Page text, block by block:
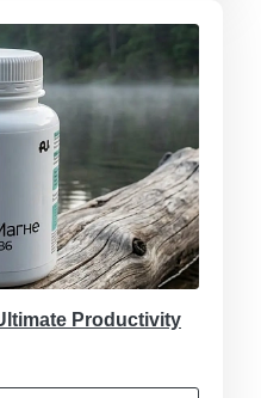
Productivity